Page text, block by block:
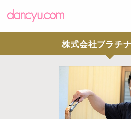
株式会社プラチ